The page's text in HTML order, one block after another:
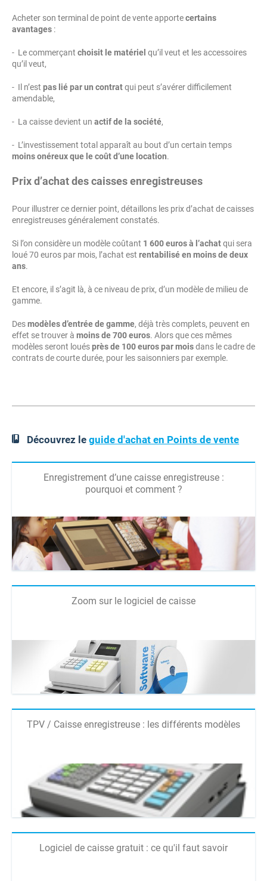
Acheter son terminal de point de vente apportecertains
avantages :
- Le commerçant choisit le matériel qu’il veut et les accessoires
qu’il veut,
- Il n’est pas lié par un contratqui peut s’avérer difficilement
amendable,
- La caisse devient un actif de la société,
- L’investissement total apparaît au bout d’un certain temps
moins onéreux que le coût d’une location.
Prix d’achat des caisses enregistreuses
Pour illustrer ce dernier point, détaillons les prix d’achat de caisses
enregistreuses généralement constatés.
Si l’on considère un modèle coûtant 1 600 euros à l’achatqui sera
loué 70 euros par mois, l’achat est rentabilisé en moins de deux
ans.
Et encore, il s’agit là, à ce niveau de prix, d’un modèle de milieu de
gamme.
Desmodèles d’entrée de gamme, déjà très complets, peuvent en
effet se trouver à moins de 700 euros. Alors que ces mêmes
modèles seront louésprès de 100 euros par moisdans le cadre de
contrats de courte durée, pour les saisonniers par exemple.
Découvrez leguide d'achat en Points de vente
Enregistrement d’une caisse enregistreuse :
pourquoi et comment ?
Zoom sur le logiciel de caisse
TPV / Caisse enregistreuse : les différents modèles
Logiciel de caisse gratuit : ce qu'il faut savoir